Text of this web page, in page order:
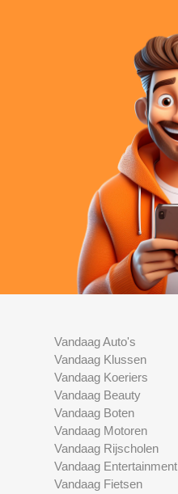
Vandaag Auto's
Vandaag Klussen
Vandaag Koeriers
Vandaag Beauty
Vandaag Boten
Vandaag Motoren
Vandaag Rijscholen
Vandaag Entertainment
Vandaag Fietsen